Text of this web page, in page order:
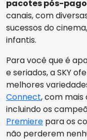
pacotes pós-
canais, com
sucessos do
infantis.
Para você que é
e seriados, a SKY
melhores
Connect, com mais
incluindo os
Premiere para os
não perderem